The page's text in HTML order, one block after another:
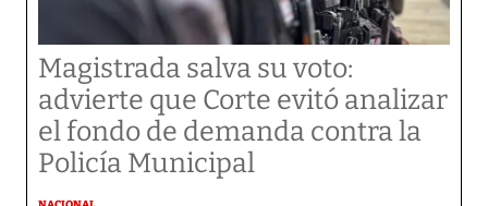
Magistrada salva su voto:
advierte que Corte evitó analizar
el fondo de demanda contra la
Policía Municipal